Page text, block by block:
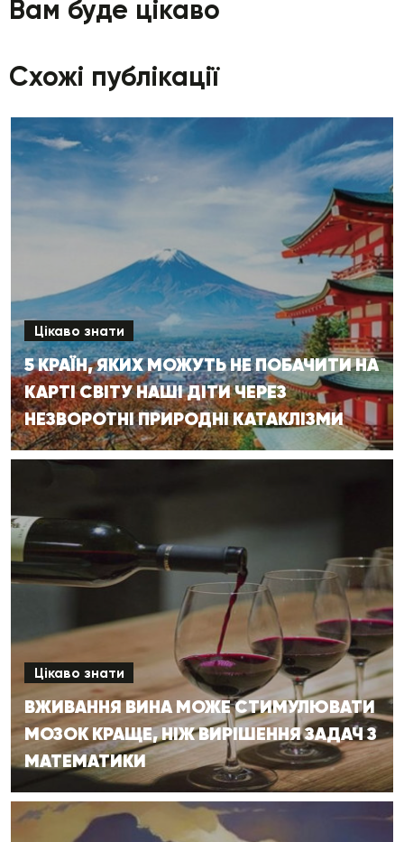
Вам буде цікаво
Схожі публікації
Цікаво знати
5 КРАЇН, ЯКИХ МОЖУТЬ НЕ ПОБАЧИТИ НА
КАРТІ СВІТУ НАШІ ДІТИ ЧЕРЕЗ
НЕЗВОРОТНІ ПРИРОДНІ КАТАКЛІЗМИ
Цікаво знати
ВЖИВАННЯ ВИНА МОЖЕ СТИМУЛЮВАТИ
МОЗОК КРАЩЕ, НІЖ ВИРІШЕННЯ ЗАДАЧ З
МАТЕМАТИКИ